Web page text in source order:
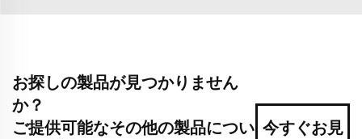
お探しの製品が見つかりません
か？
ご提供可能なその他の製品につい 今すぐお見